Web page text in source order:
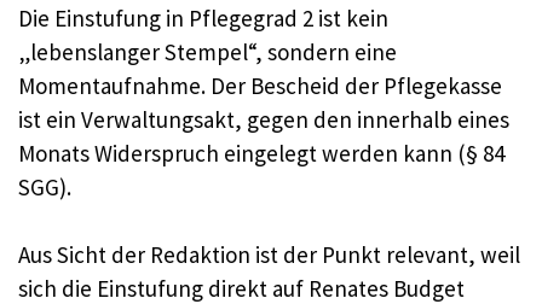
Die Einstufung in Pflegegrad 2 ist kein
„lebenslanger Stempel“, sondern eine
Momentaufnahme. Der Bescheid der Pflegekasse
ist ein Verwaltungsakt, gegen den innerhalb eines
Monats Widerspruch eingelegt werden kann (§ 84
SGG).
Aus Sicht der Redaktion ist der Punkt relevant, weil
sich die Einstufung direkt auf Renates Budget